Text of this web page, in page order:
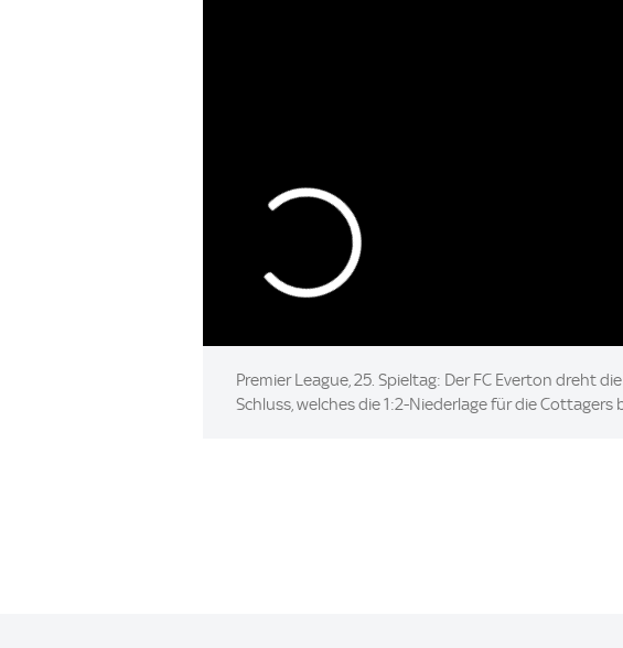
Premier League, 25. Spieltag: Der FC Everton dreht
Schluss, welches die 1:2-Niederlage für die Cottagers